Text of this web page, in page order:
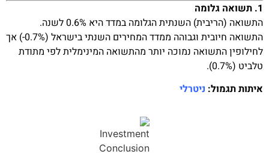
1. תשואה גלומה
התשואה (הריבית) השנתית הגלומה במדד היא 0.6% לשנה.
התשואה חיובית וגבוהה ממדד המחירים השנתי בישראל (0.7%-) אך
לחילופין התשואה נמוכה יותר מהתשואה המינימלית לפי מתודת
טלביט (0.7%).
איתות תגמול: ניטרלי